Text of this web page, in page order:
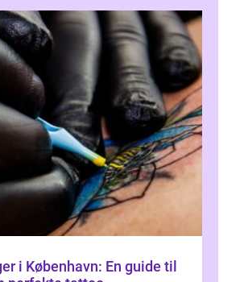
i København: En guide til